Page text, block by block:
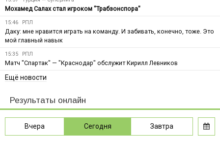
Мохамед Салах стал игроком "Трабзонспора"
15:46 РПЛ
Даку: мне нравится играть на команду. И забивать, конечно, тоже. Это
мой главный навык
15:35 РПЛ
Матч "Спартак" — "Краснодар" обслужит Кирилл Левников
Ещё новости
Результаты онлайн
Вчера Сегодня Завтра